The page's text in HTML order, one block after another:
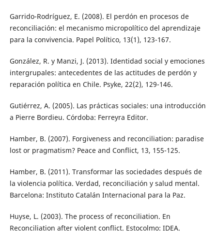
Garrido-Rodríguez, E. (2008). El perdón en procesos de
reconciliación: el mecanismo micropolítico del aprendizaje
para la convivencia. Papel Político, 13(1), 123-167.
González, R. y Manzi, J. (2013). Identidad social y emociones
intergrupales: antecedentes de las actitudes de perdón y
reparación política en Chile. Psyke, 22(2), 129-146.
Gutiérrez, A. (2005). Las prácticas sociales: una introducción
a Pierre Bordieu. Córdoba: Ferreyra Editor.
Hamber, B. (2007). Forgiveness and reconciliation: paradise
lost or pragmatism? Peace and Conflict, 13, 155-125.
Hamber, B. (2011). Transformar las sociedades después de
la violencia política. Verdad, reconciliación y salud mental.
Barcelona: Instituto Catalán Internacional para la Paz.
Huyse, L. (2003). The process of reconciliation. En
Reconciliation after violent conflict. Estocolmo: IDEA.